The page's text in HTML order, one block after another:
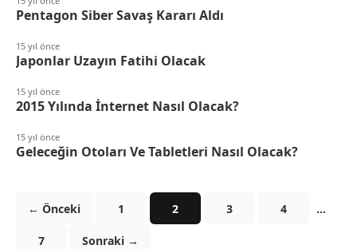
Pentagon Siber Savaş Kararı Aldı
15 yıl önce
Japonlar Uzayın Fatihi Olacak
15 yıl önce
2015 Yılında İnternet Nasıl Olacak?
15 yıl önce
Geleceğin Otoları Ve Tabletleri Nasıl Olacak?
← Önceki 1 2 3 4 …
7 Sonraki →